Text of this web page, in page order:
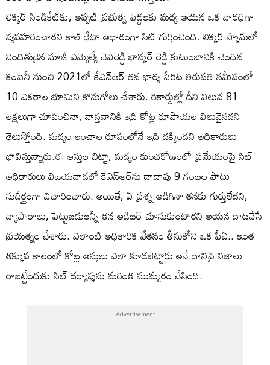
లిక్కర్ సిండికేట్‌కు, అప్పటి ప్రభుత్వ పెద్దలకు మధ్య ఆయన ఒక వారధిగా
వ్యవహరించారని కాల్ డేటా ఆధారంగా సిట్ గుర్తించింది. లిక్కర్ స్కామ్‌లో
నిందితుడైన మాజీ ఎమ్మెల్యే చెవిరెడ్డి భాస్కర్ రెడ్డి కుటుంబానికి చెందిన
కంపెనీ నుంచి 2021లో కేఎన్‌ఆర్ తన భార్య పేరిట తిరుపతి సమీపంలో
10 ఎకరాల భూమిని కొనుగోలు చేశారు. రికార్డుల్లో దీని విలువ 81
లక్షలుగా చూపించినా, వాస్తవానికి ఇది కోట్ల రూపాయల విలువైనదని
తెలుస్తోంది. మద్యం లంచాల రూపంలోనే ఇది దక్కిందని అధికారులు
భావిస్తున్నారు.ఈ ఆస్తుల చిట్టా, మద్యం కుంభకోణంలో ప్రమేయంపై సిట్
అధికారులు విజయవాడలో కేఎన్‌ఆర్‌ను దాదాపు 9 గంటల పాటు
సుదీర్ఘంగా విచారించారు. అయితే, ఏ ప్రశ్న అడిగినా తనకు గుర్తులేదని,
వ్యాపారాలు, పెట్టుబడులన్నీ తన ఆడిటర్ చూసుకుంటారని ఆయన దాటవేసే
ప్రయత్నం చేశారు. ఎలాంటి అధికారిక వేతనం తీసుకోని ఒక పీఏ.. ఇంత
తక్కువ కాలంలో కోట్ల ఆస్తులు ఎలా కూడబెట్టారు అనే దానిపై నిజాలు
రాబట్టేందుకు సిట్ దర్యాప్తును మరింత ముమ్మరం చేసింది.